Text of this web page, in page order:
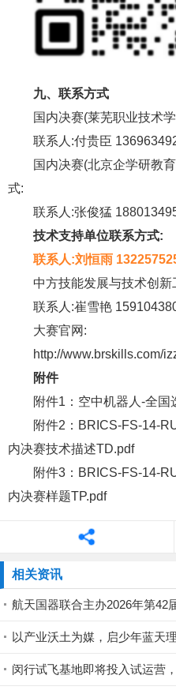
九、联系方式
国内决赛(莱芜职业技术
联系人:付贵臣
国内决赛(北京企学研教
式:
联系人:张俊猛
技术支持单位联系方式:
联系人:刘恒雨
中方技能发展与技术创新
联系人:崔雪艳
大赛官网:
http://www.brskills.com/
附件
附件1：空中机器人-全
附件2：BRICS-FS-14-
内决赛技术描述TD.pdf
附件3：BRICS-FS-14-
内决赛样题TP.pdf
相关资讯
航天国器联合主办2026年第42